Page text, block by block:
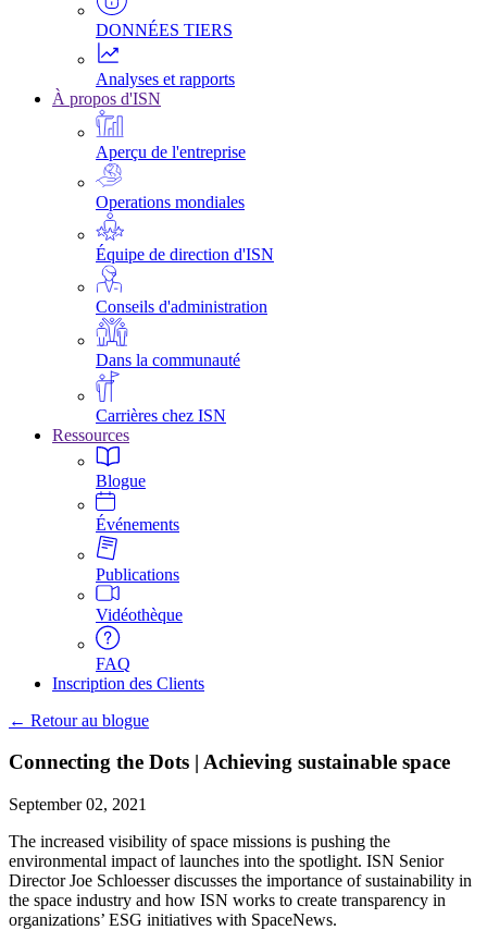
DONNÉES TIERS
Analyses et rapports
À propos d'ISN
Aperçu de l'entreprise
Operations mondiales
Équipe de direction d'ISN
Conseils d'administration
Dans la communauté
Carrières chez ISN
Ressources
Blogue
Événements
Publications
Vidéothèque
FAQ
Inscription des Clients
← Retour au blogue
Connecting the Dots | Achieving sustainable space
September 02, 2021
The increased visibility of space missions is pushing the
environmental impact of launches into the spotlight. ISN Senior
Director Joe Schloesser discusses the importance of sustainability in
the space industry and how ISN works to create transparency in
organizations’ ESG initiatives with SpaceNews.